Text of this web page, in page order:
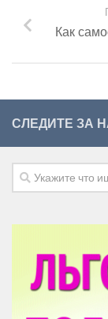
Как
СЛЕДИТЕ ЗА